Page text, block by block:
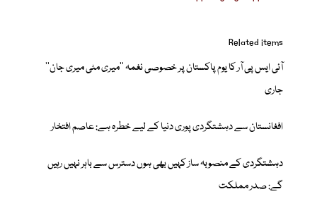
Related items
آئی ایس پی آر کا یوم پاکستان پر خصوصی نغمہ ’’میری مٹی میری جان‘‘
جاری
افغانستان سے دہشتگردی پوری دنیا کے لیے خطرہ ہے: عاصم افتخار
دہشتگردی کے منصوبہ ساز کہیں بھی ہوں دسترس سے باہر نہیں رہیں
گے: صدر مملکت